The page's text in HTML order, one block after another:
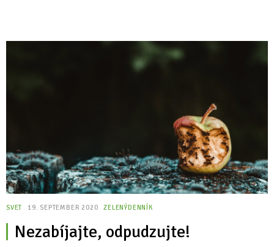
SVET 19. SEPTEMBER 2020 ZELENÝDENNÍK
Nezabíjajte, odpudzujte!